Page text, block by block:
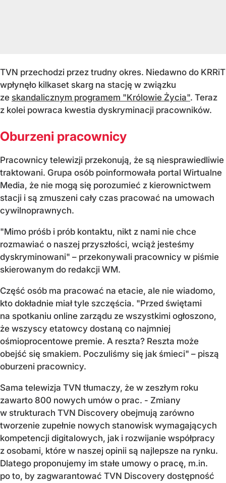
TVN przechodzi przez trudny okres. Niedawno do KRRiT
wpłynęło kilkaset skarg na stację w związku
ze skandalicznym programem "Królowie Życia". Teraz
z kolei powraca kwestia dyskryminacji pracowników.
Oburzeni pracownicy
Pracownicy telewizji przekonują, że są niesprawiedliwie
traktowani. Grupa osób poinformowała portal Wirtualne
Media, że nie mogą się porozumieć z kierownictwem
stacji i są zmuszeni cały czas pracować na umowach
cywilnoprawnych.
"Mimo próśb i prób kontaktu, nikt z nami nie chce
rozmawiać o naszej przyszłości, wciąż jesteśmy
dyskryminowani" – przekonywali pracownicy w piśmie
skierowanym do redakcji WM.
Część osób ma pracować na etacie, ale nie wiadomo,
kto dokładnie miał tyle szczęścia. "Przed świętami
na spotkaniu online zarządu ze wszystkimi ogłoszono,
że wszyscy etatowcy dostaną co najmniej
ośmioprocentowe premie. A reszta? Reszta może
obejść się smakiem. Poczuliśmy się jak śmieci" – piszą
oburzeni pracownicy.
Sama telewizja TVN tłumaczy, że w zeszłym roku
zawarto 800 nowych umów o prac. - Zmiany
w strukturach TVN Discovery obejmują zarówno
tworzenie zupełnie nowych stanowisk wymagających
kompetencji digitalowych, jak i rozwijanie współpracy
z osobami, które w naszej opinii są najlepsze na rynku.
Dlatego proponujemy im stałe umowy o pracę, m.in.
po to, by zagwarantować TVN Discovery dostępność